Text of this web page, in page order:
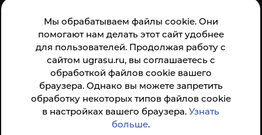
Мы обрабатываем файлы cookie. Они
помогают нам делать этот сайт удобнее
для пользователей. Продолжая работу с
сайтом ugrasu.ru, вы соглашаетесь с
обработкой файлов cookie вашего
браузера. Однако вы можете запретить
обработку некоторых типов файлов cookie
в настройках вашего браузера.Узнать
больше.
организации:
Анкета доступна по QR-коду, а так же по прямой
ссылке